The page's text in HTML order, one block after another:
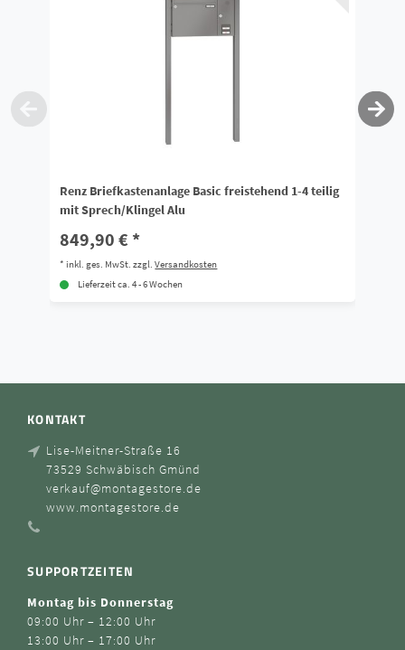
Renz Briefkastenanlage Basic freistehend 1-4 teilig
mit Sprech/Klingel Alu
849,90 € *
*inkl. ges. MwSt. zzgl.Versandkosten
Lieferzeit ca. 4 - 6 Wochen
KONTAKT
Lise-Meitner-Straße 16
73529 Schwäbisch Gmünd
verkauf@montagestore.de
www.montagestore.de
SUPPORTZEITEN
Montag bis Donnerstag
09:00 Uhr – 12:00 Uhr
13:00 Uhr – 17:00 Uhr